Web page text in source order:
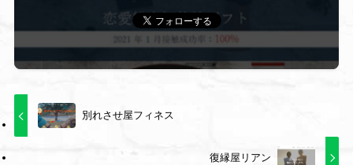
別れさせ屋フィネス
復縁屋リアン